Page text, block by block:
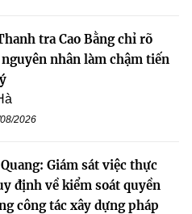
tra Cao Bằng chỉ rõ
nhân làm chậm tiến
2026
Giám sát việc thực
định về kiểm soát quyền
công tác xây dựng pháp